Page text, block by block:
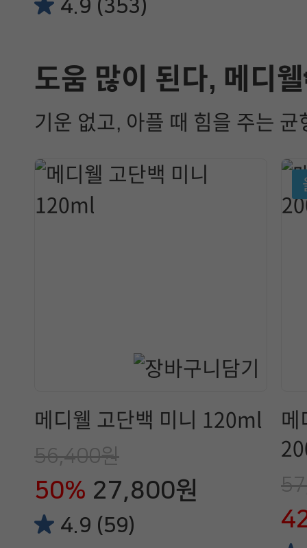
4.9 (353)
도움 많이 된다, 메디
기운 없고, 아플 때 힘을 주는 균
메디웰 고단백 미니 120ml
56,400원
50% 27,800원
4.9 (59)
메